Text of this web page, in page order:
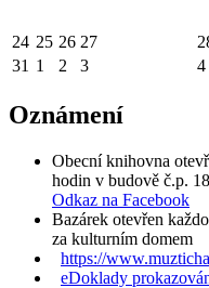
24 25 26 27
31 1 2 3 4
Oznámení
Obecní knihovna
hodin v budově č.p.
Odkaz na Facebook
Bazárek otevřen
za kulturním domem
https://
eDoklady